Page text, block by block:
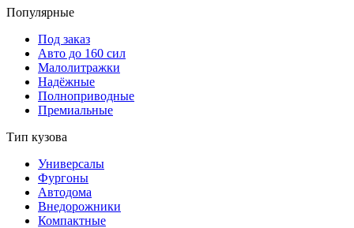
Популярные
Под заказ
Авто до 160 сил
Малолитражки
Надёжные
Полноприводные
Премиальные
Тип кузова
Универсалы
Фургоны
Автодома
Внедорожники
Компактные